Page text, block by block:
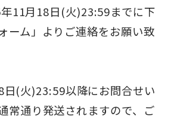
11月18日(火)23:59までに下
ーム」よりご連絡をお願い致
(火)23:59以降にお問合せい
常通り発送されますので、ご